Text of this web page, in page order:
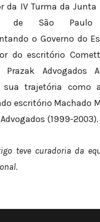
da IV Turma da Junta
de São Paulo
o Governo do
do escritório
Prazak Advogados
sua trajetória como
escritório Machado
(1999-2003).
teve curadoria da